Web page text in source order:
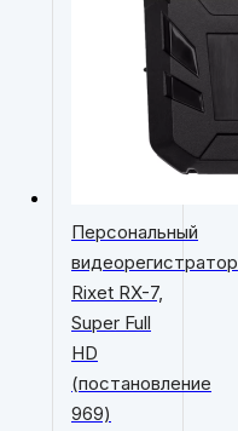
Персональный
видеорегистратор
Rixet RX-7,
Super Full
HD
(постановление
969)